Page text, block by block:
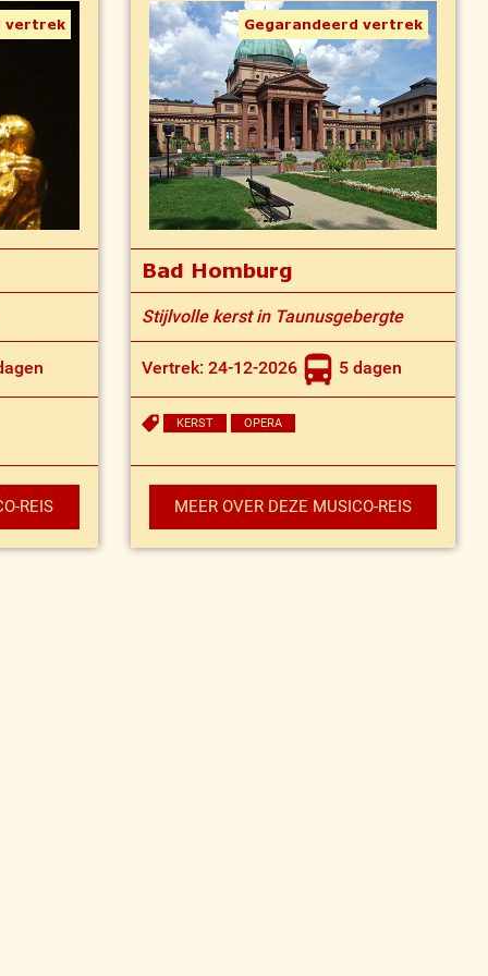
vertrek
REIS
Gegarandeerd vertrek
Bad Homburg
Stijlvolle kerst in Taunusgebergte
Vertrek: 24-12-2026 5 dagen
KERST OPERA
MEER OVER DEZE MUSICO-REIS